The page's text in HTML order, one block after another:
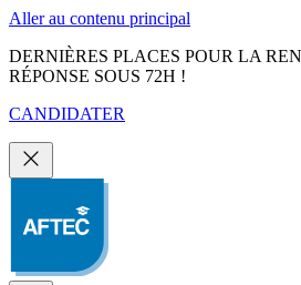
Aller au contenu principal
DERNIÈRES PLACES POUR LA
RÉPONSE SOUS 72H !
CANDIDATER